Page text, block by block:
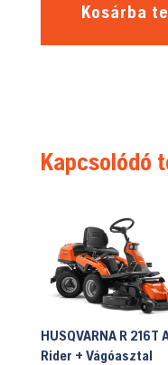
Kosárba
Kapcsolódó
HUSQVARNA R 216T
Rider + Vágóasztal